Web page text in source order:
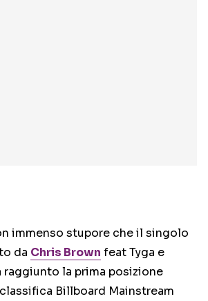
immenso stupore che il singolo
da Chris Brown feat Tyga e
raggiunto la prima posizione
Billboard Mainstream